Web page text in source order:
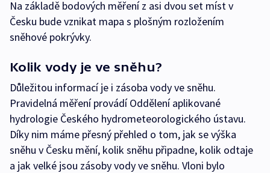
Na základě bodových měření z asi dvou set míst v
Česku bude vznikat mapa s plošným rozložením
sněhové pokrývky.
Kolik vody je ve sněhu?
Důležitou informací je i zásoba vody ve sněhu.
Pravidelná měření provádí Oddělení aplikované
hydrologie Českého hydrometeorologického ústavu.
Díky nim máme přesný přehled o tom, jak se výška
sněhu v Česku mění, kolik sněhu připadne, kolik odtaje
a jak velké jsou zásoby vody ve sněhu. Vloni bylo